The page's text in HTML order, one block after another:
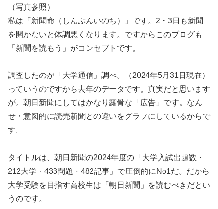
（写真参照）
私は「新聞命（しんぶんいのち）」です。2・3日も新聞
を開かないと体調悪くなります。ですからこのブログも
「新聞を読もう」がコンセプトです。
調査したのが「大学通信」調べ。（2024年5月31日現在）
っていうのですから去年のデータです。真実だと思います
が。朝日新聞にしてはかなり露骨な「広告」です。なん
せ・意図的に読売新聞との違いをグラフにしているからで
す。
タイトルは、朝日新聞の2024年度の「大学入試出題数・
212大学・433問題・482記事」で圧倒的にNo1だ。だから
大学受験を目指す高校生は「朝日新聞」を読むべきだとい
うのです。